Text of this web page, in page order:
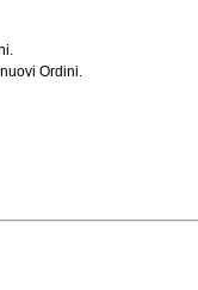
Ordini.